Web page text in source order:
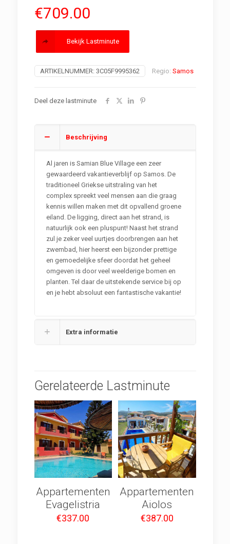
€709.00
Bekijk Lastminute
ARTIKELNUMMER: 3C05F9995362 Regio: Samos
Deel deze lastminute
Beschrijving
Al jaren is Samian Blue Village een zeer
gewaardeerd vakantieverblijf op Samos. De
traditioneel Griekse uitstraling van het
complex spreekt veel mensen aan die graag
kennis willen maken met dit opvallend groene
eiland. De ligging, direct aan het strand, is
natuurlijk ook een pluspunt! Naast het strand
zul je zeker veel uurtjes doorbrengen aan het
zwembad, hier heerst een bijzonder prettige
en gemoedelijke sfeer doordat het geheel
omgeven is door veel weelderige bomen en
planten. Tel daar de uitstekende service bij op
en je hebt absoluut een fantastische vakantie!
Extra informatie
Gerelateerde Lastminute
Appartementen
Evagelistria
€337.00
Appartementen
Aiolos
€387.00